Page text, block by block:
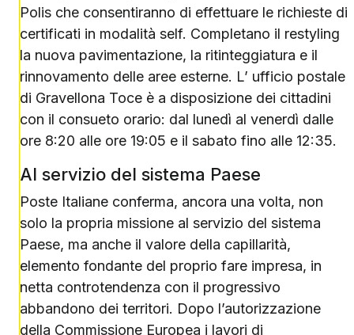
Polis che consentiranno di effettuare le richieste di
certificati in modalità self. Completano il restyling
la nuova pavimentazione, la ritinteggiatura e il
rinnovamento delle aree esterne. L’ ufficio postale
di Gravellona Toce è a disposizione dei cittadini
con il consueto orario: dal lunedì al venerdì dalle
ore 8:20 alle ore 19:05 e il sabato fino alle 12:35.
Al servizio del sistema Paese
Poste Italiane conferma, ancora una volta, non
solo la propria missione al servizio del sistema
Paese, ma anche il valore della capillarità,
elemento fondante del proprio fare impresa, in
netta controtendenza con il progressivo
abbandono dei territori. Dopo l’autorizzazione
della Commissione Europea i lavori di